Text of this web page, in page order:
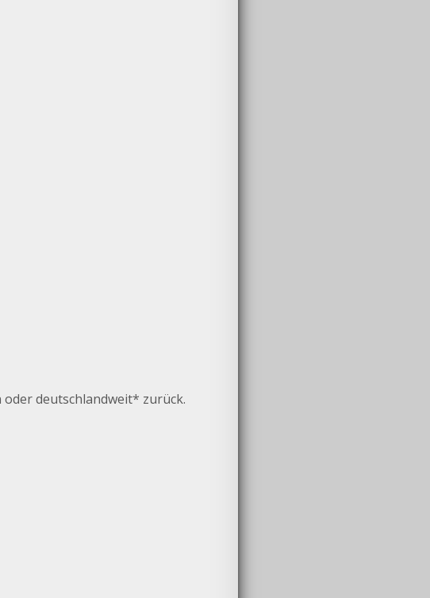
deutschlandweit* zurück.